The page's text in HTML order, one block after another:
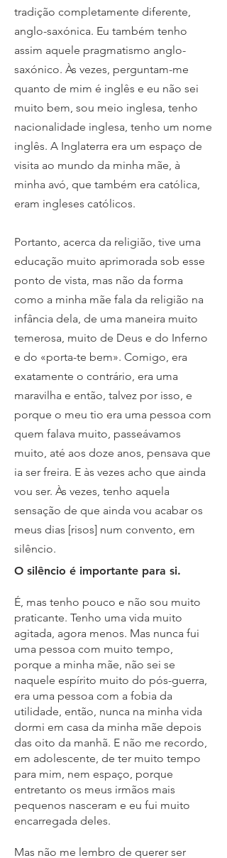
tradição completamente diferente,
anglo-saxónica. Eu também tenho
assim aquele pragmatismo anglo-
saxónico. Às vezes, perguntam-me
quanto de mim é inglês e eu não sei
muito bem, sou meio inglesa, tenho
nacionalidade inglesa, tenho um nome
inglês. A Inglaterra era um espaço de
visita ao mundo da minha mãe, à
minha avó, que também era católica,
eram ingleses católicos.
Portanto, acerca da religião, tive uma
educação muito aprimorada sob esse
ponto de vista, mas não da forma
como a minha mãe fala da religião na
infância dela, de uma maneira muito
temerosa, muito de Deus e do Inferno
e do «porta-te bem». Comigo, era
exatamente o contrário, era uma
maravilha e então, talvez por isso, e
porque o meu tio era uma pessoa com
quem falava muito, passeávamos
muito, até aos doze anos, pensava que
ia ser freira. E às vezes acho que ainda
vou ser. Às vezes, tenho aquela
sensação de que ainda vou acabar os
meus dias [risos] num convento, em
silêncio.
O silêncio é importante para si.
É, mas tenho pouco e não sou muito
praticante. Tenho uma vida muito
agitada, agora menos. Mas nunca fui
uma pessoa com muito tempo,
porque a minha mãe, não sei se
naquele espírito muito do pós-guerra,
era uma pessoa com a fobia da
utilidade, então, nunca na minha vida
dormi em casa da minha mãe depois
das oito da manhã. E não me recordo,
em adolescente, de ter muito tempo
para mim, nem espaço, porque
entretanto os meus irmãos mais
pequenos nasceram e eu fui muito
encarregada deles.
Mas não me lembro de querer ser